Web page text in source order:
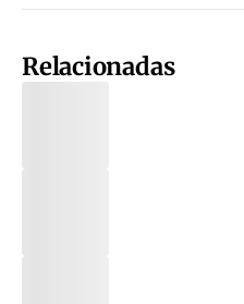
Relacionadas